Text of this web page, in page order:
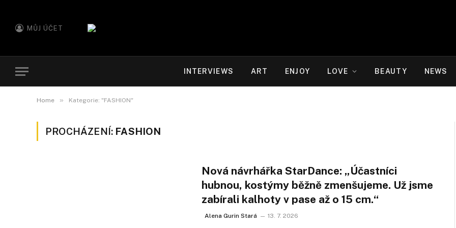
MŮJ ÚČET
INTERVIEWS ART ENJOY LOVE BEAUTY NEWS
Home » Kategorie: "FASHION"
PROCHÁZENÍ: FASHION
Nová návrhářka StarDance: „Účastníci
hubnou, kostýmy běžně zmenšujeme. Už jsme
zabírali kalhoty v pase až o 15 cm.“
Alena Gurin Stará 13. 7. 2026